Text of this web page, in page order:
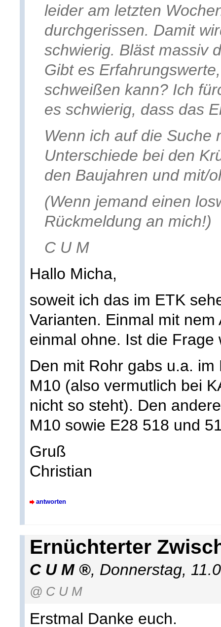
leider am letzten
durchgerissen. Damit
schwierig. Bläst massiv
Gibt es
schweißen kann? Ich
es schwierig, dass das
Wenn ich auf die Suche
Unterschiede bei den
den Baujahren und mit/
(Wenn jemand einen
Rückmeldung an mich!)
C U M
Hallo Micha,
soweit ich das im ETK
Varianten. Einmal mit
einmal ohne. Ist die
Den mit Rohr gabs u.a.
M10 (also vermutlich bei
nicht so steht). Den
M10 sowie E28 518 und
Gruß
Christian
antworten
Ernüchterter
C U M , Donnerstag,
@ C U M
Erstmal Danke euch.